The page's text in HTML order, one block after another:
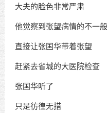
大夫的脸色非常严肃
他觉察到张望病情的不一般
直接让张国华带着张望
赶紧去省城的大医院检查
张国华听了
只是彷徨无措